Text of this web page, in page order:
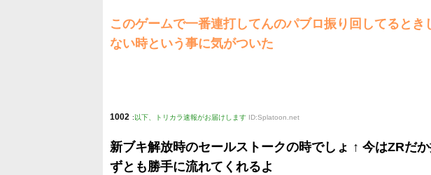
このゲームで一番連打してんのパブロ振り回してると
ない時という事に気がついた
1002 : 以下、トリカラ速報がお届けします ID:Splatoon.net
新ブキ解放時のセールストークの時でしょ ↑ 今はZRだ
ずとも勝手に流れてくれるよ